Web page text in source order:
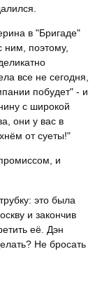
в "Бригаде"
ним, поэтому,
все не сегодня,
побудет" - и
с широкой
они у вас в
от суеты!"
и
это была
и закончив
её. Дэн
Не бросать